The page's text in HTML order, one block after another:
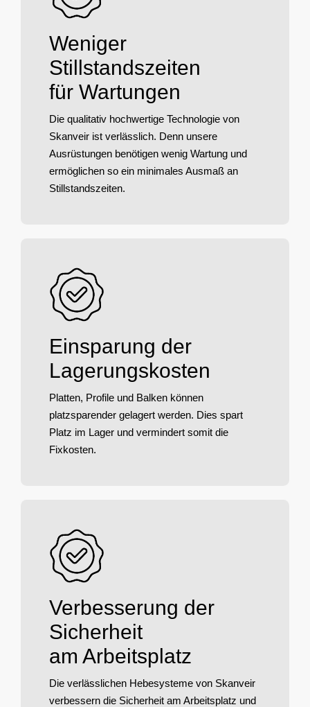
Weniger
Stillstandszeiten
für Wartungen
Die qualitativ hochwertige Technologie von
Skanveir ist verlässlich. Denn unsere
Ausrüstungen benötigen wenig Wartung und
ermöglichen so ein minimales Ausmaß an
Stillstandszeiten.
Einsparung der
Lagerungskosten
Platten, Profile und Balken können
platzsparender gelagert werden. Dies spart
Platz im Lager und vermindert somit die
Fixkosten.
Verbesserung der
Sicherheit
am Arbeitsplatz
Die verlässlichen Hebesysteme von Skanveir
verbessern die Sicherheit am Arbeitsplatz und